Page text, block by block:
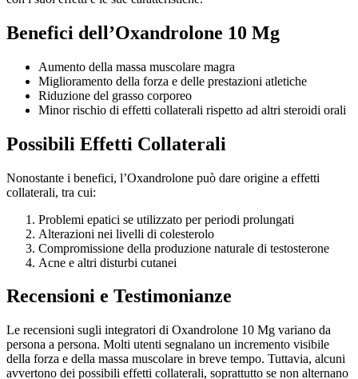
Benefici dell’Oxandrolone 10 Mg
Aumento della massa muscolare magra
Miglioramento della forza e delle prestazioni atletiche
Riduzione del grasso corporeo
Minor rischio di effetti collaterali rispetto ad altri steroidi orali
Possibili Effetti Collaterali
Nonostante i benefici, l’Oxandrolone può dare origine a effetti
collaterali, tra cui:
Problemi epatici se utilizzato per periodi prolungati
Alterazioni nei livelli di colesterolo
Compromissione della produzione naturale di testosterone
Acne e altri disturbi cutanei
Recensioni e Testimonianze
Le recensioni sugli integratori di Oxandrolone 10 Mg variano da
persona a persona. Molti utenti segnalano un incremento visibile
della forza e della massa muscolare in breve tempo. Tuttavia, alcuni
avvertono dei possibili effetti collaterali, soprattutto se non alternano